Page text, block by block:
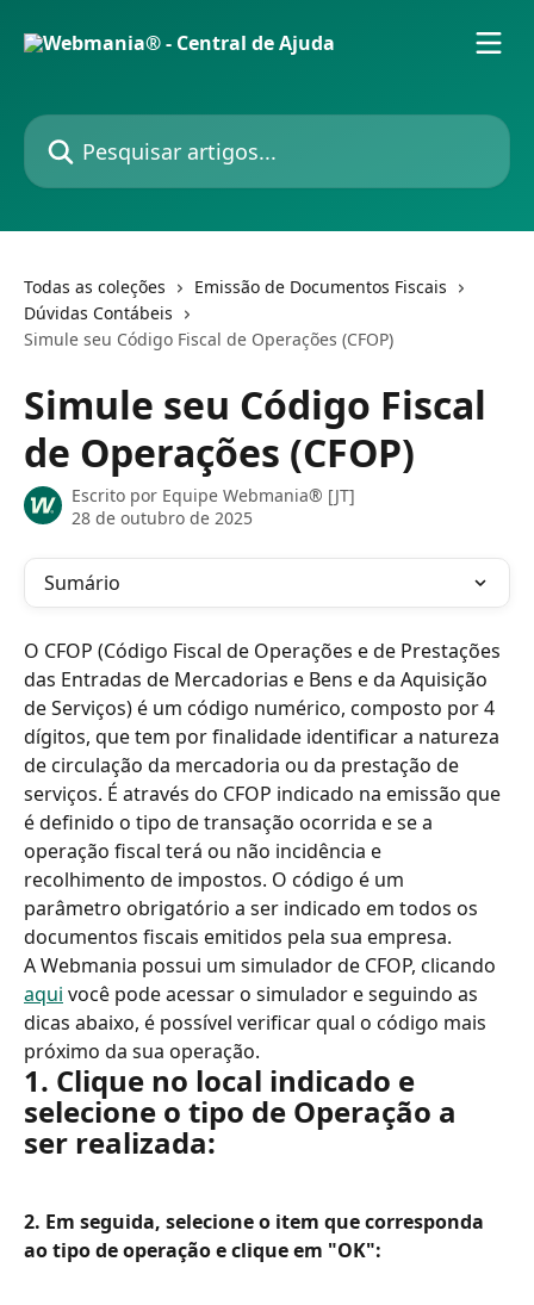
Pesquisar artigos...
Todas as coleções
Emissão de Documentos Fiscais
Dúvidas Contábeis
Simule seu Código Fiscal de Operações (CFOP)
Simule seu Código Fiscal
de Operações (CFOP)
Escrito por Equipe Webmania® [JT]
28 de outubro de 2025
Sumário
O CFOP (Código Fiscal de Operações e de Prestações
das Entradas de Mercadorias e Bens e da Aquisição
de Serviços) é um código numérico, composto por 4
dígitos, que tem por finalidade identificar a natureza
de circulação da mercadoria ou da prestação de
serviços. É através do CFOP indicado na emissão que
é definido o tipo de transação ocorrida e se a
operação fiscal terá ou não incidência e
recolhimento de impostos. O código é um
parâmetro obrigatório a ser indicado em todos os
documentos fiscais emitidos pela sua empresa.
A Webmania possui um simulador de CFOP, clicando
aqui você pode acessar o simulador e seguindo as
dicas abaixo, é possível verificar qual o código mais
próximo da sua operação.
1. Clique no local indicado e
selecione o tipo de Operação a
ser realizada:
2. Em seguida, selecione o item que corresponda
ao tipo de operação e clique em "OK":